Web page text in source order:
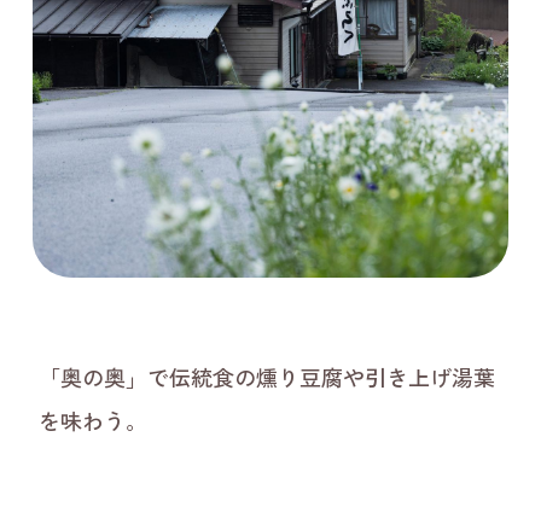
「奥の奥」で伝統食の燻り豆腐や引き上げ湯葉
を味わう。